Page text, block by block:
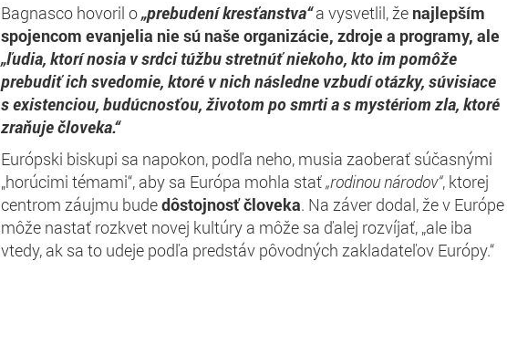
Bagnasco hovoril o„prebudení kresťanstva“a vysvetlil, že najlepším
spojencom evanjelia nie sú naše organizácie, zdroje a programy, ale
„ľudia, ktorí nosia v srdci túžbu stretnúť niekoho, kto im pomôže
prebudiť ich svedomie, ktoré v nich následne vzbudí otázky, súvisiace
s existenciou, budúcnosťou, životom po smrti a s mystériom zla, ktoré
zraňuje človeka.“
Európski biskupi sa napokon, podľa neho, musia zaoberať súčasnými
„horúcimi témami“, aby sa Európa mohla stať„rodinou národov“, ktorej
centrom záujmu budedôstojnosť človeka. Na záver dodal, že v Európe
môže nastať rozkvet novej kultúry a môže sa ďalej rozvíjať, „ale iba
vtedy, ak sa to udeje podľa predstáv pôvodných zakladateľov Európy.“